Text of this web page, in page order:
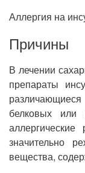
Аллергия на
Причины
В лечении
препараты
белковых или
значительно
вещества,